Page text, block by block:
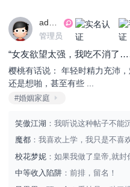
admin
管理员
“女友欲望太强，我吃不消了
樱桃有话说： 年轻时精力充沛
还是想啪，甚至有些 ...
#婚姻家庭
笑傲江湖 ：我听说这种帖子不能
魔都 ：我喜欢上学，我只是不喜
校花梦妮 ：如果我做了皇帝,就封
中等收入陷阱 ：前排，留名！